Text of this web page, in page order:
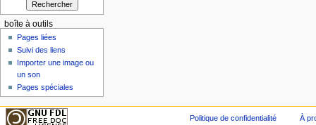
boîte à outils
Pages liées
Suivi des liens
Importer une image ou
un son
Pages spéciales
Politique de confidentialité À